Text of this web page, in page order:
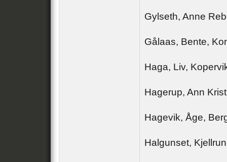
Gylseth, Anne
Gålaas, Bente,
Haga, Liv,
Hagerup, Ann
Hagevik, Åge,
Halgunset,